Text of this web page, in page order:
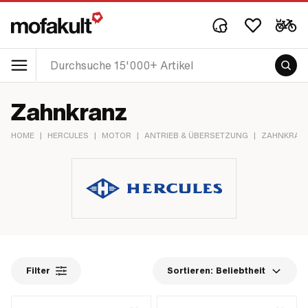
Zahnkranz
HOME | HERCULES | MOTOR | ANTRIEB & ÜBERSETZUNG |
Filter Sortieren: Beliebtheit